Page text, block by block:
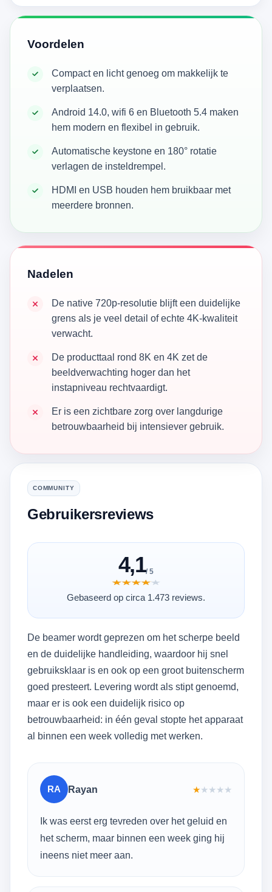
Voordelen
Compact en licht genoeg om makkelijk te
verplaatsen.
Android 14.0, wifi 6 en Bluetooth 5.4 maken
hem modern en flexibel in gebruik.
Automatische keystone en 180° rotatie
verlagen de insteldrempel.
HDMI en USB houden hem bruikbaar met
meerdere bronnen.
Nadelen
De native 720p-resolutie blijft een duidelijke
grens als je veel detail of echte 4K-kwaliteit
verwacht.
De producttaal rond 8K en 4K zet de
beeldverwachting hoger dan het
instapniveau rechtvaardigt.
Er is een zichtbare zorg over langdurige
betrouwbaarheid bij intensiever gebruik.
COMMUNITY
Gebruikersreviews
De beamer wordt geprezen om het scherpe beeld
en de duidelijke handleiding, waardoor hij snel
gebruiksklaar is en ook op een groot buitenscherm
goed presteert. Levering wordt als stipt genoemd,
maar er is ook een duidelijk risico op
betrouwbaarheid: in één geval stopte het apparaat
al binnen een week volledig met werken.
4,1/ 5
★★★★★
★★★★★
Gebaseerd op circa 1.473 reviews.
RA Rayan ★★★★★
Ik was eerst erg tevreden over het geluid en
het scherm, maar binnen een week ging hij
ineens niet meer aan.